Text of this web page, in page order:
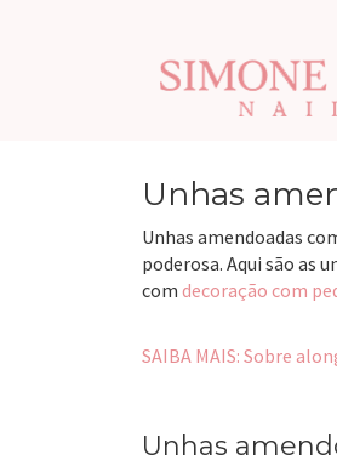
Unhas
Unhas amendoadas
poderosa. Aqui são as
com decoração com
SAIBA MAIS: Sobre
Unhas